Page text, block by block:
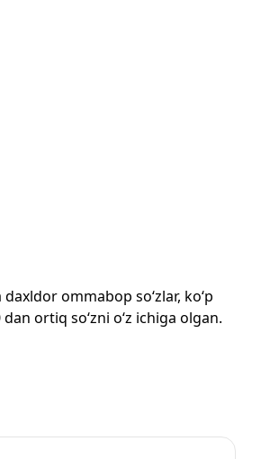
ommabop so‘zlar, ko‘p
ortiq so‘zni o‘z ichiga olgan.